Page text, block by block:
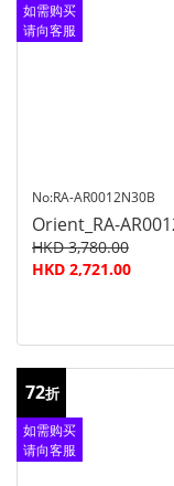
如需购买
请向客服
No:RA-AR0012N30B
Orient_RA-
HKD 3,780.00
HKD 2,721.00
72折
如需购买
请向客服